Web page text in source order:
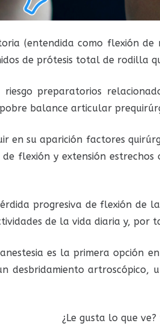
(entendida como flexión
de prótesis total de rodilla
riesgo preparatorios
balance articular
en su aparición factores
flexión y extensión
progresiva de flexión de
de la vida diaria y, por
es la primera opción
desbridamiento artroscópico,
¿Le gusta lo que ve?